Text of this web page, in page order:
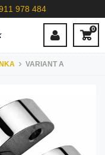
978 484
0
VARIANT A